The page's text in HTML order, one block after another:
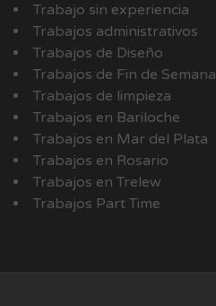
Trabajo sin experiencia
Trabajos administrativos
Trabajos de Diseño
Trabajos de Fin de Semana
Trabajos de limpieza
Trabajos en Bariloche
Trabajos en Mar del Plata
Trabajos en Rosario
Trabajos en Trelew
Trabajos Part Time